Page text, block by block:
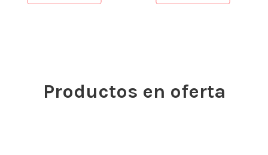
Productos en oferta